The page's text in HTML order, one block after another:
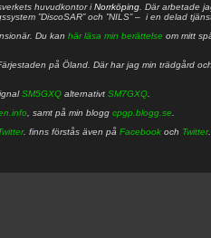
huvudkontor iNorrköping . Där arbetade
”DiscoSAR” och ”NILS” – i en delad
Du kan här läsa min berättelse om mitt
på Öland. Där har jag min trädgård
SM5GXQ alternativt SM7GXQ
, samt på min blogg cpgp.blogg.se
. finns förstås även på Facebook och Twitter.